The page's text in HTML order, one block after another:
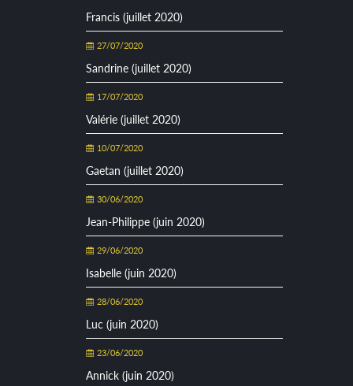
Francis (juillet 2020)
27/07/2020
Sandrine (juillet 2020)
17/07/2020
Valérie (juillet 2020)
10/07/2020
Gaetan (juillet 2020)
30/06/2020
Jean-Philippe (juin 2020)
29/06/2020
Isabelle (juin 2020)
28/06/2020
Luc (juin 2020)
23/06/2020
Annick (juin 2020)